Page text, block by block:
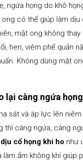
ngứa họng do khô
có thể giúp làm dịu
mật ong không
hen, viêm phế quản
Không dùng mật
lại càng ngứa
sát và áp lực lên
thì càng ngứa, càng
cổ họng khi ho như
làm ẩm không khí giúp